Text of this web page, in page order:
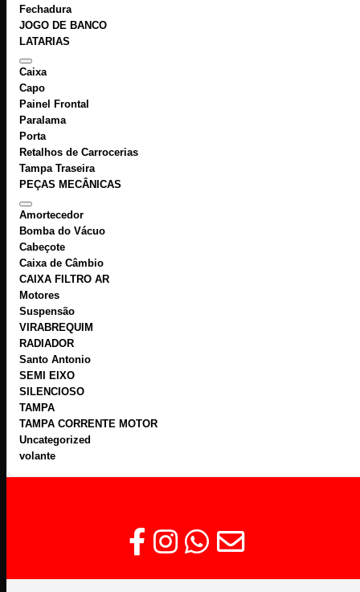
Fechadura
JOGO DE BANCO
LATARIAS
Caixa
Capo
Painel Frontal
Paralama
Porta
Retalhos de Carrocerias
Tampa Traseira
PEÇAS MECÂNICAS
Amortecedor
Bomba do Vácuo
Cabeçote
Caixa de Câmbio
CAIXA FILTRO AR
Motores
Suspensão
VIRABREQUIM
RADIADOR
Santo Antonio
SEMI EIXO
SILENCIOSO
TAMPA
TAMPA CORRENTE MOTOR
Uncategorized
volante